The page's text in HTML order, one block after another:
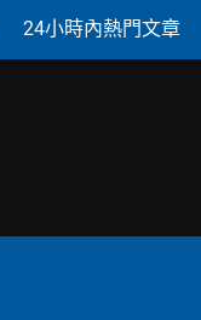
24小時內熱門文章